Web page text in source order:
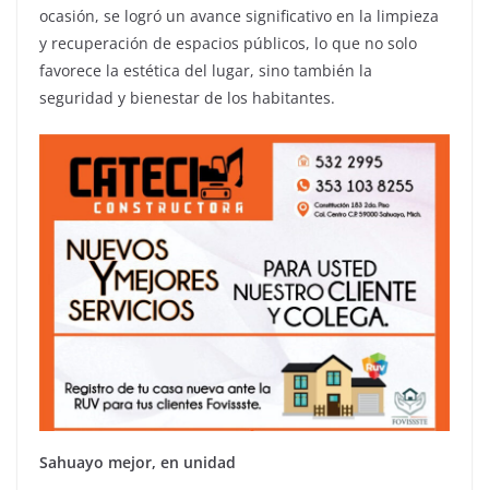
ocasión, se logró un avance significativo en la limpieza
y recuperación de espacios públicos, lo que no solo
favorece la estética del lugar, sino también la
seguridad y bienestar de los habitantes.
Sahuayo mejor, en unidad